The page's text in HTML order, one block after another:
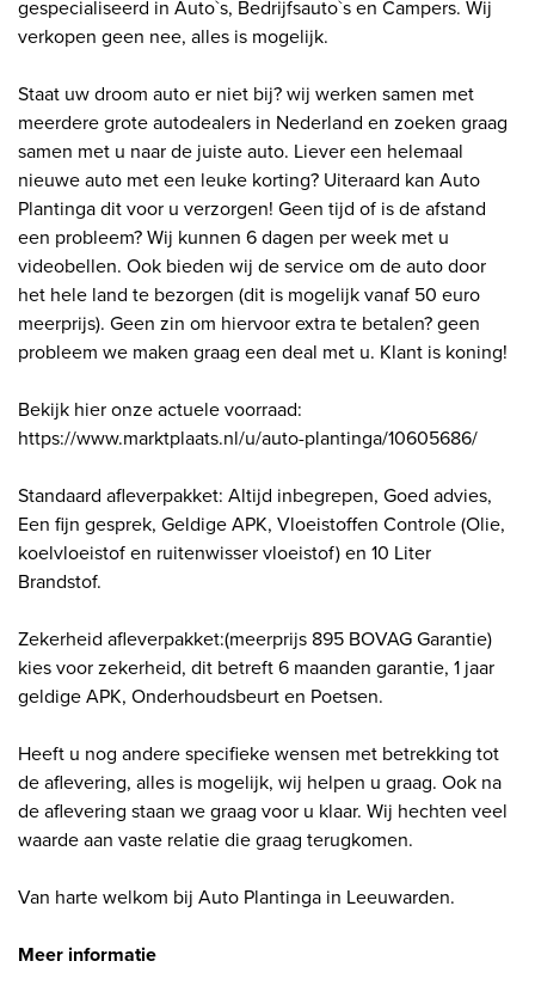
gespecialiseerd in Auto`s, Bedrijfsauto`s en Campers. Wij
verkopen geen nee, alles is mogelijk.
Staat uw droom auto er niet bij? wij werken samen met
meerdere grote autodealers in Nederland en zoeken graag
samen met u naar de juiste auto. Liever een helemaal
nieuwe auto met een leuke korting? Uiteraard kan Auto
Plantinga dit voor u verzorgen! Geen tijd of is de afstand
een probleem? Wij kunnen 6 dagen per week met u
videobellen. Ook bieden wij de service om de auto door
het hele land te bezorgen (dit is mogelijk vanaf 50 euro
meerprijs). Geen zin om hiervoor extra te betalen? geen
probleem we maken graag een deal met u. Klant is koning!
Bekijk hier onze actuele voorraad:
https://www.marktplaats.nl/u/auto-plantinga/10605686/
Standaard afleverpakket: Altijd inbegrepen, Goed advies,
Een fijn gesprek, Geldige APK, Vloeistoffen Controle (Olie,
koelvloeistof en ruitenwisser vloeistof) en 10 Liter
Brandstof.
Zekerheid afleverpakket:(meerprijs 895 BOVAG Garantie)
kies voor zekerheid, dit betreft 6 maanden garantie, 1 jaar
geldige APK, Onderhoudsbeurt en Poetsen.
Heeft u nog andere specifieke wensen met betrekking tot
de aflevering, alles is mogelijk, wij helpen u graag. Ook na
de aflevering staan we graag voor u klaar. Wij hechten veel
waarde aan vaste relatie die graag terugkomen.
Van harte welkom bij Auto Plantinga in Leeuwarden.
Meer informatie